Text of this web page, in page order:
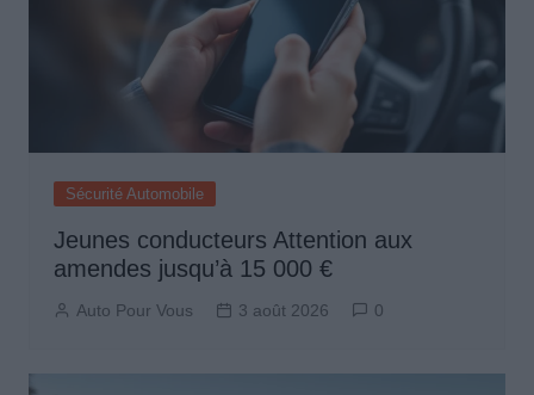
Sécurité Automobile
Jeunes conducteurs Attention aux
amendes jusqu’à 15 000 €
Auto Pour Vous 3 août 2026 0